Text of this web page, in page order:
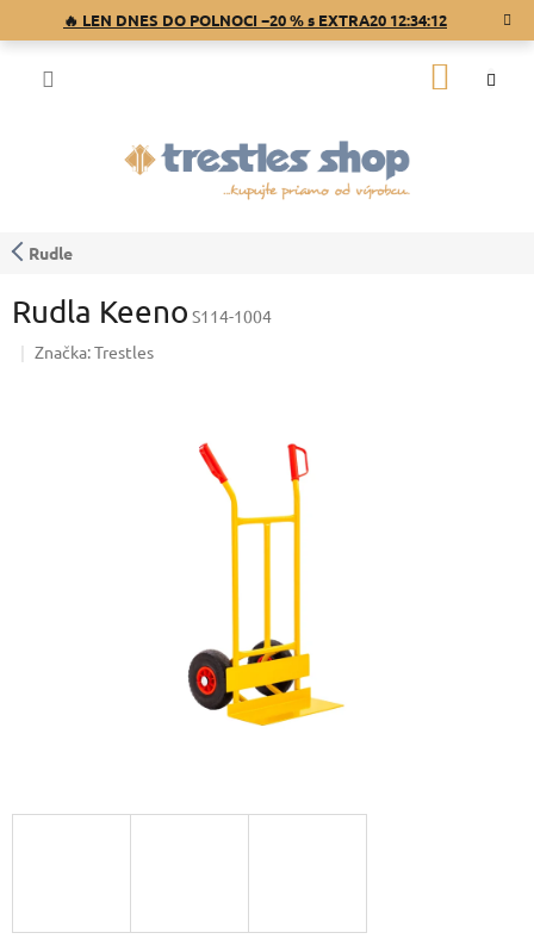
🔥 LEN DNES DO POLNOCI −20 % s EXTRA20 12:34:11
Rudle
Rudla Keeno S114-1004
Značka:Trestles